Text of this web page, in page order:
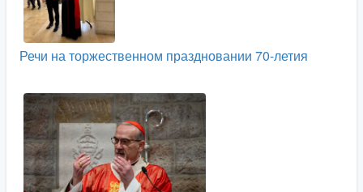
Речи на торжественном праздновании 70-летия